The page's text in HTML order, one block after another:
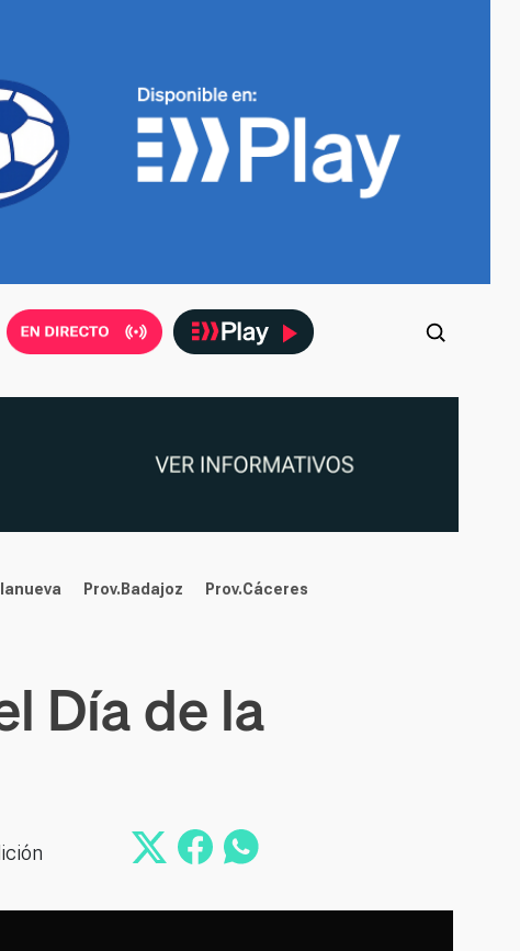
Prov.Badajoz Prov.Cáceres
Día de la